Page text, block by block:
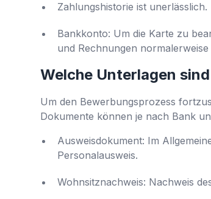
Zahlungshistorie ist unerlässlich.
Bankkonto: Um die Karte zu
und Rechnungen
Welche Unterlagen
Um den Bewerbungsprozess
Dokumente können je nach Bank
Ausweisdokument: Im
Personalausweis.
Wohnsitznachweis: Nachweis